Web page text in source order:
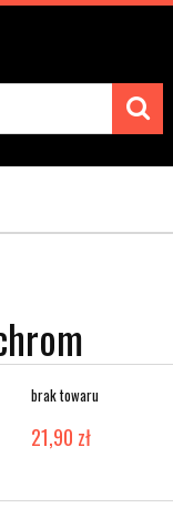
brak towaru
21,90 zł